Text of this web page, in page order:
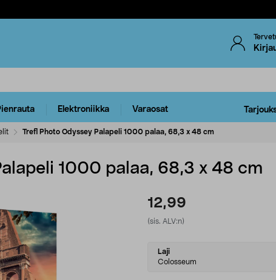
Elektroniikka Varaosat
Trefl Photo Odyssey Palapeli 1000 palaa, 68,3 x 48 cm
1000 palaa, 68,3 x 48 cm
12,99
(sis. ALV:n)
Select
variant
Laji
Colosseum